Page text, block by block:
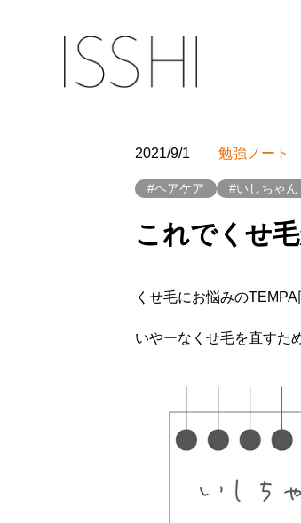
2021/9/1 勉強ノート
#ヘアケア #いしちゃん
これでくせ
くせ毛にお悩みのTEMPA
いやーなくせ毛を直すた